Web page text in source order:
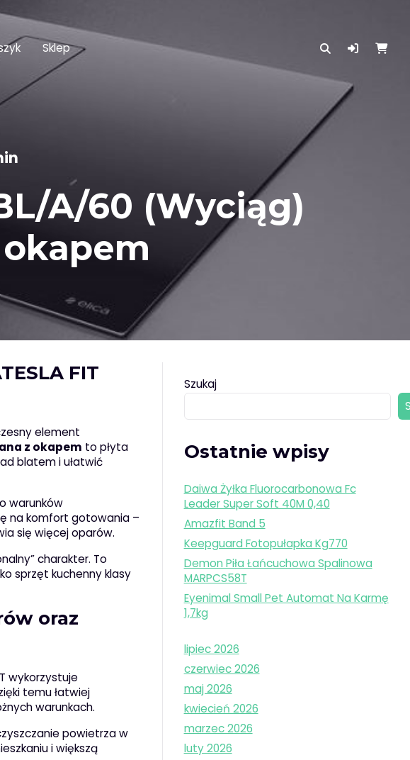
Sklep
A/60 (Wyciąg)
FIT
element
z okapem to płyta
blatem i ułatwić
warunków
na komfort gotowania –
się więcej oparów.
charakter. To
sprzęt kuchenny klasy
oraz
wykorzystuje
temu łatwiej
warunkach.
powietrza w
i większą
Szukaj
Ostatnie wpisy
Daiwa Żyłka Fluorocarbonowa Fc
Leader Super Soft 40M 0,40
Amazfit Band 5
Keepguard Fotopułapka Kg770
Demon Piła Łańcuchowa Spalinowa
MARPCS58T
Eyenimal Small Pet Automat Na Karmę
1,7kg
lipiec 2026
czerwiec 2026
maj 2026
kwiecień 2026
marzec 2026
luty 2026